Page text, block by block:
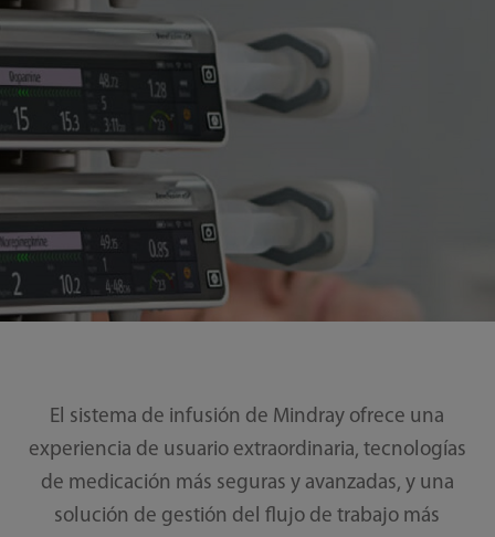
El sistema de infusión de Mindray ofrece una
experiencia de usuario extraordinaria, tecnologías
de medicación más seguras y avanzadas, y una
solución de gestión del flujo de trabajo más